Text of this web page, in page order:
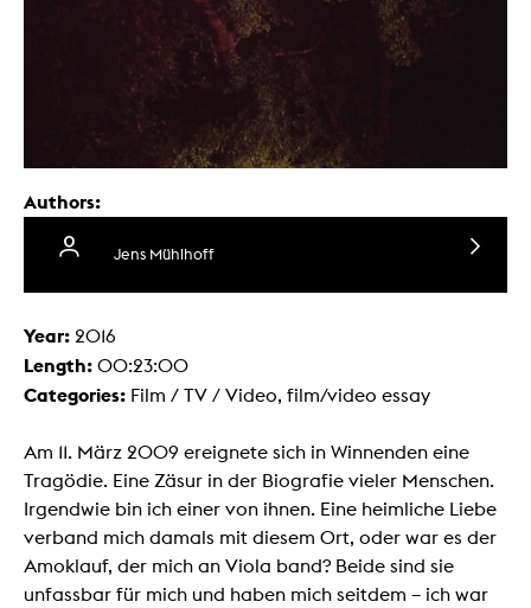
Authors:
Jens Mühlhoff
Year: 2016
Length: 00:23:00
Categories: Film / TV / Video, film/video essay
Am 11. März 2009 ereignete sich in Winnenden eine
Tragödie. Eine Zäsur in der Biografie vieler Menschen.
Irgendwie bin ich einer von ihnen. Eine heimliche Liebe
verband mich damals mit diesem Ort, oder war es der
Amoklauf, der mich an Viola band? Beide sind sie
unfassbar für mich und haben mich seitdem – ich war